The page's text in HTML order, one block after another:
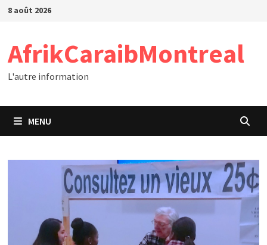
Passer
8 août 2026
AfrikCaraibMontreal
L'autre information
MENU